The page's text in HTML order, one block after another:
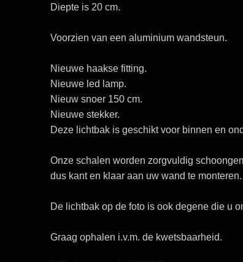
Diepte is 20 cm.
Voorzien van een aluminium wandsteun.
Nieuwe haakse fitting.
Nieuwe led lamp.
Nieuw snoer 150 cm.
Nieuwe stekker.
Deze lichtbak is geschikt voor binnen en
Onze schalen worden zorgvuldig
dus kant en klaar aan uw wand te monteren.
De lichtbak op de foto is ook degene die u
Graag ophalen i.v.m. de kwetsbaarheid.